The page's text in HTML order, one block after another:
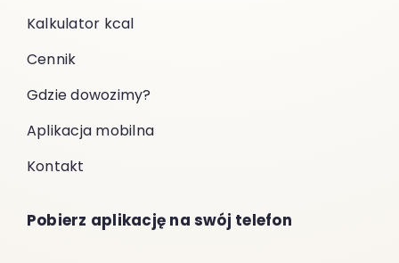
Kalkulator kcal
Cennik
Gdzie dowozimy?
Aplikacja mobilna
Kontakt
Pobierz aplikację na swój telefon